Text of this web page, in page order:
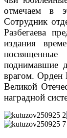
отмечаем в
Сотрудник
Разбегаева
издания
поднимавшие
врагом. Орден
Великой
наградной